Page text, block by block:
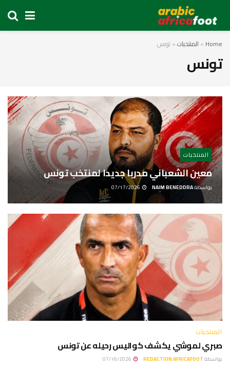
Home
» المنتخبات»تونس
تونس
المنتخبات
معين الشعباني مدربا جديدا لمنتخب تونس
بواسطةNAIM BENEDDRA
المنتخبات
صبري لموشي يكشف كواليس رحيله عن تونس
بواسطةREDACTION AFRICAFOOT